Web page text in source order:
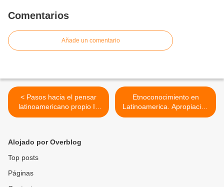
Comentarios
Añade un comentario
< Pasos hacia el pensar
latinoamericano propio II:
educación concientizadora
Etnoconocimiento en
Latinoamerica. Apropiación
de recursos genéticos y
Alojado por Overblog
Top posts
Páginas